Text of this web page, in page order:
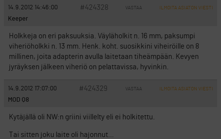
14.9.2012 14:46:00 #424328 VASTAA ILMOITA ASIATON VIESTI
Keeper
Holkkeja on eri paksuuksia. Väyläholkit n. 16 mm, paksumpi
viheriöholkki n. 13 mm. Henk. koht. suosikkini viheiröille on 8
millinen, joita adapterin avulla laitetaan tiheämpään. Kevyen
jyräyksen jälkeen viheriö on pelattavissa, hyvinkin.
14.9.2012 17:07:00 #424329 VASTAA ILMOITA ASIATON VIESTI
MOD Q8
Kytäjällä oli NW:n griini viillelty eli ei holkitettu.
Tai sitten joku laite oli hajonnut…